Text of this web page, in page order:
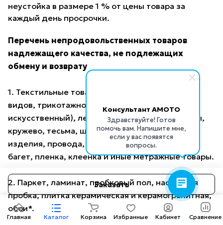
Консультант AMOTO
Здравствуйте! Готов
помочь вам. Напишите мне,
если у вас появятся
вопросы.
Заказать
неустойка в размере 1 % от цены товара за
каждый день просрочки.
Перечень непродовольственных товаров
надлежащего качества, не подлежащих
обмену и возврату
1. Текстильные товары (ткани из волокон всех
видов, трикотажное и гардинное полотно, мех
искусственный), лентоткацкие изделия (ленты,
кружево, тесьма, шнуры, бахрома), ковровые
изделия, провода, шнуры, кабели, линолеум,
багет, пленка, клеенка и иные метражные товары.
2. Паркет, ламинат, пробковый пол, настенная
пробка, плитка керамическая и керамогранитная,
обои*.
Главная Каталог Корзина Избранные Кабинет Сравнение